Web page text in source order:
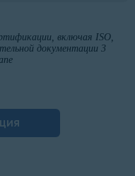
включая ISO,
документации 3